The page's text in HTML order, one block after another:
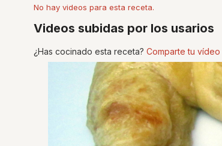
No hay videos para esta receta.
Videos subidas por los usarios
¿Has cocinado esta receta? Comparte tu vídeo